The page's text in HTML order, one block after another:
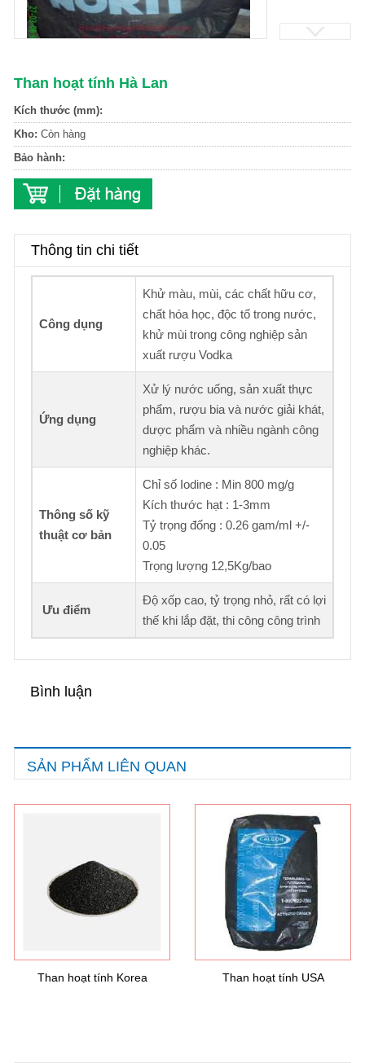
Than hoạt tính Hà Lan
Kích thước (mm):
Kho: Còn hàng
Bảo hành:
Thông tin chi tiết
Công dụng
Khử màu, mùi, các chất hữu cơ,
chất hóa học, độc tố trong nước,
khử mùi trong công nghiệp sản
xuất rượu Vodka
Ứng dụng
Xử lý nước uống, sản xuất thực
phẩm, rượu bia và nước giải khát,
dược phẩm và nhiều ngành công
nghiệp khác.
Thông số kỹ
thuật cơ bản
Chỉ số Iodine : Min 800 mg/g
Kích thước hạt : 1-3mm
Tỷ trọng đống : 0.26 gam/ml +/-
0.05
Trọng lượng 12,5Kg/bao
Ưu điểm
Độ xốp cao, tỷ trọng nhỏ, rất có lợi
thế khi lắp đặt, thi công công trình
Bình luận
SẢN PHẨM LIÊN QUAN
Than hoạt tính Korea Than hoạt tính USA
Hướng dẫn lựa chọn máy lọc nước Gia ...
Hướng dẫn lựa chọn máy lọc nước Gia ...
Ô nhiễm nguồn nước và vấn đề sức khỏe